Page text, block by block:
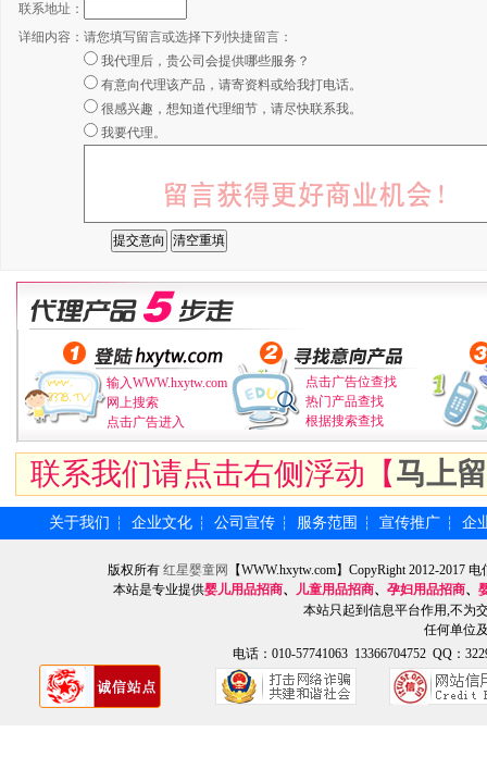
联系地址：
详细内容： 请您填写留言或选择下列快捷留言：
我代理后，贵公司会提供哪些服务？
有意向代理该产品，请寄资料或给我打电话。
很感兴趣，想知道代理细节，请尽快联系我。
我要代理。
输入WWW.hxytw.com
网上搜索
点击广告进入
点击广告位查找
热门产品查找
根据搜索查找
联系我们请点击右侧浮动【马上
关于我们 ┆ 企业文化 ┆ 公司宣传 ┆ 服务范围 ┆ 宣传推广 ┆ 企
版权所有 红星婴童网
【WWW.hxytw.com】CopyRight 2012-2017
本站是专业提供婴儿用品招商、 儿童用品招商、 孕妇用品招商、
本站只起到信息平台作用,不为
任何单位
电话：010-57741063 13366704752 QQ：